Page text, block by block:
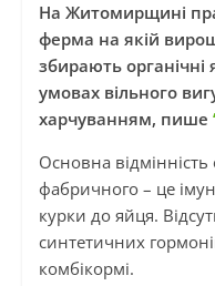
На Житомирщині
ферма на якій
збирають
умовах вільного
харчуванням, пише
Основна відмінність
фабричного – це
курки до яйця.
синтетичних
комбікормі.